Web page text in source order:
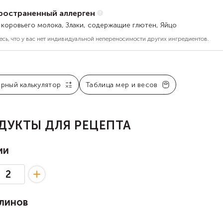
аллерген
молока, Злаки, содержащие глютен, Яйцо
что у вас нет индивидуальной непереносимости других ингредиентов.
калькулятор Таблица мер и весов
ДЛЯ РЕЦЕПТА